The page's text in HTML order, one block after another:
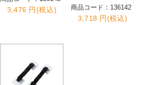
3,476 円(税込) 商品コード：136142
3,718 円(税込)